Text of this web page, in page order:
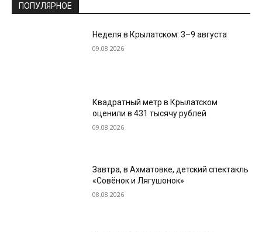
ПОПУЛЯРНОЕ
Неделя в Крылатском: 3–9 августа
09.08.2026
Квадратный метр в Крылатском
оценили в 431 тысячу рублей
09.08.2026
Завтра, в Ахматовке, детский спектакль
«Совёнок и Лягушонок»
08.08.2026